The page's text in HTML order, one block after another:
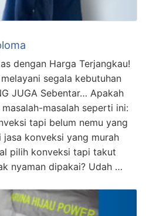
dengan Harga Terjangkau!
segala kebutuhan
JUGA Sebentar… Apakah
masalah seperti ini:
tapi belum nemu yang
konveksi yang murah
pilih konveksi tapi takut
nyaman dipakai? Udah …